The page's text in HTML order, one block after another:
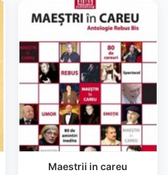
Maestrii in careu